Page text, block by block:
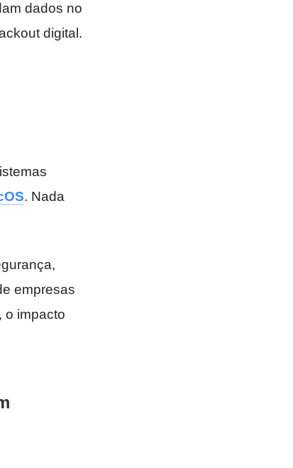
dados no
digital.
. Nada
empresas
o impacto